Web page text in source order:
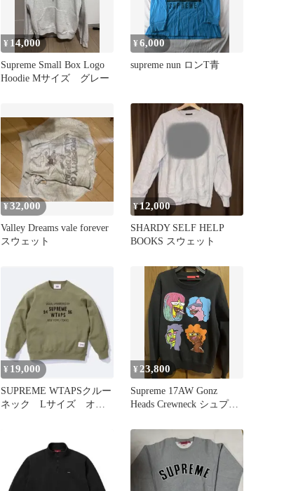
¥ 14,000
Supreme Small Box Logo
Hoodie Mサイズ グレー
¥6,000
supreme nun ロンT青
¥32,000
Valley Dreams vale forever
スウェット
¥12,000
SHARDY SELF HELP
BOOKS スウェット
¥ 19,000
SUPREME WTAPSクルー
ネック Lサイズ オリ
¥23,800
Supreme 17AW Gonz
Heads Crewneck シュプリ